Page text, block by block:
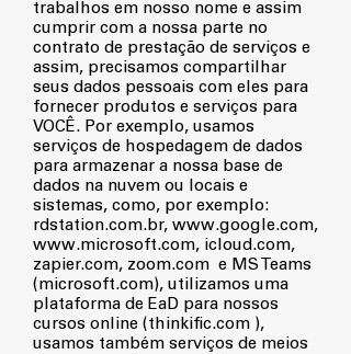
trabalhos em nosso nome e assim
cumprir com a nossa parte no
contrato de prestação de serviços e
assim, precisamos compartilhar
seus dados pessoais com eles para
fornecer produtos e serviços para
VOCÊ. Por exemplo, usamos
serviços de hospedagem de dados
para armazenar a nossa base de
dados na nuvem ou locais e
sistemas, como, por exemplo:
rdstation.com.br, www.google.com,
www.microsoft.com, icloud.com,
zapier.com, zoom.com e MS Teams
(microsoft.com), utilizamos uma
plataforma de EaD para nossos
cursos online (thinkific.com ),
usamos também serviços de meios